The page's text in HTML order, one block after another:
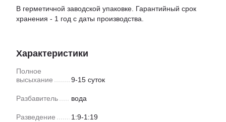
В герметичной заводской упаковке. Гарантийный срок
хранения - 1 год с даты производства.
Характеристики
Полное
высыхание
9-15 суток
Разбавитель вода
Разведение 1:9-1:19